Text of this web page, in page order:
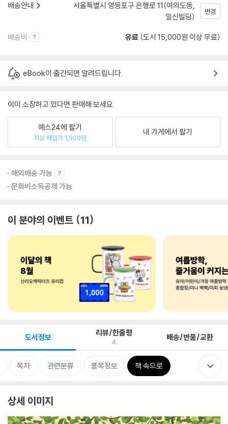
배송안내
서울특별시 영등포구 은행로 11(여의도동,
일신빌딩)
변경
배송비 유료 (도서 15,000원 이상 무료)
eBook이 출간되면 알려드립니다.
이미 소장하고 있다면 판매해 보세요.
예스24에 팔기
최상 매입가 1,500원
내 가게에서 팔기
해외배송 가능
문화비소득공제 가능
이 분야의 이벤트 11
도서정보 리뷰/한줄평
4 배송/반품/교환
목차 관련분류 품목정보 책 속으로
상세 이미지